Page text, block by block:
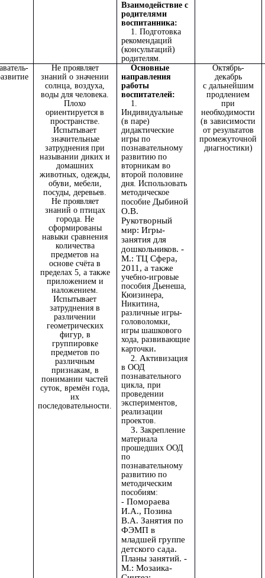
Взаимодействие с
родителями
воспитанника:
1. Подготовка
рекомендаций
(консультаций)
родителям.
Не проявляет
знаний о значении
солнца, воздуха,
воды для человека.
Плохо
ориентируется в
пространстве.
Испытывает
значительные
затруднения при
назывании диких и
домашних
животных, одежды,
обуви, мебели,
посуды, деревьев.
Не проявляет
знаний о птицах
города. Не
сформированы
навыки сравнения
количества
предметов на
основе счёта в
пределах 5, а также
приложением и
наложением.
Испытывает
затруднения в
различении
геометрических
фигур, в
группировке
предметов по
различным
признакам, в
понимании частей
суток, времён года,
их
последовательности.
Основные
направления
работы
воспитателей:
1.
Индивидуальные
(в паре)
дидактические
игры по
познавательному
развитию по
вторникам во
второй половине
дня. Использовать
методическое
пособие Дыбиной
О.В.
Рукотворный
мир: Игры-
занятия для
дошкольников. -
М.: ТЦ Сфера,
2011, а также
учебно-игровые
пособия Дьенеша,
Кюизинера,
Никитина,
различные игры-
головоломки,
игры шашкового
хода, развивающие
карточки.
2. Активизация
в ООД
познавательного
цикла, при
проведении
экспериментов,
реализации
проектов.
3. Закрепление
материала
прошедших ООД
по
познавательному
развитию по
методическим
пособиям:
- Помораева
И.А., Позина
В.А. Занятия по
ФЭМП в
младшей группе
детского сада.
Планы занятий. -
М.: Мозаика-
Октябрь-
декабрь
с дальнейшим
продлением
при
необходимости
(в зависимости
от результатов
промежуточной
диагностики)